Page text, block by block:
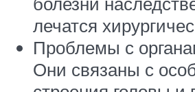
лечатся
Проблемы с
Они связаны с